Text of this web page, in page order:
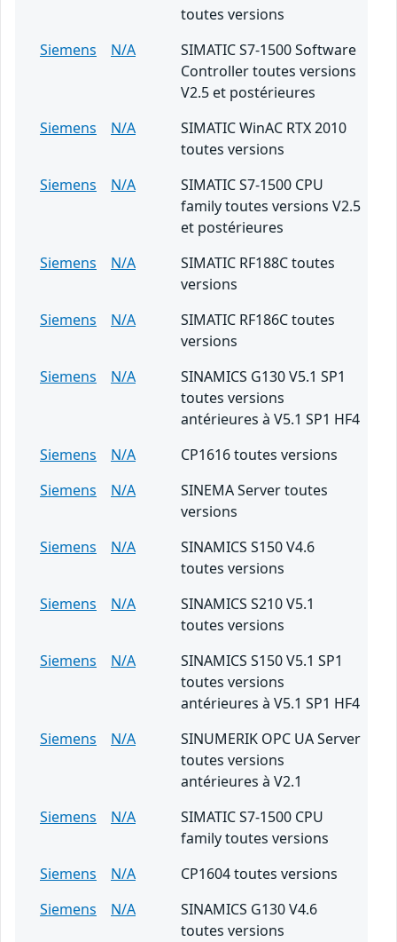
toutes versions
Siemens
N/A
SIMATIC S7-1500 Software
Controller toutes versions
V2.5 et postérieures
Siemens
N/A
SIMATIC WinAC RTX 2010
toutes versions
Siemens
N/A
SIMATIC S7-1500 CPU
family toutes versions V2.5
et postérieures
Siemens
N/A
SIMATIC RF188C toutes
versions
Siemens
N/A
SIMATIC RF186C toutes
versions
Siemens
N/A
SINAMICS G130 V5.1 SP1
toutes versions
antérieures à V5.1 SP1 HF4
Siemens
N/A
CP1616 toutes versions
Siemens
N/A
SINEMA Server toutes
versions
Siemens
N/A
SINAMICS S150 V4.6
toutes versions
Siemens
N/A
SINAMICS S210 V5.1
toutes versions
Siemens
N/A
SINAMICS S150 V5.1 SP1
toutes versions
antérieures à V5.1 SP1 HF4
Siemens
N/A
SINUMERIK OPC UA Server
toutes versions
antérieures à V2.1
Siemens
N/A
SIMATIC S7-1500 CPU
family toutes versions
Siemens
N/A
CP1604 toutes versions
Siemens
N/A
SINAMICS G130 V4.6
toutes versions